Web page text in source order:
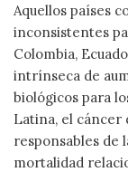
Aquellos países
inconsistentes
Colombia,
intrínseca de
biológicos para
Latina, el cáncer
responsables de
mortalidad